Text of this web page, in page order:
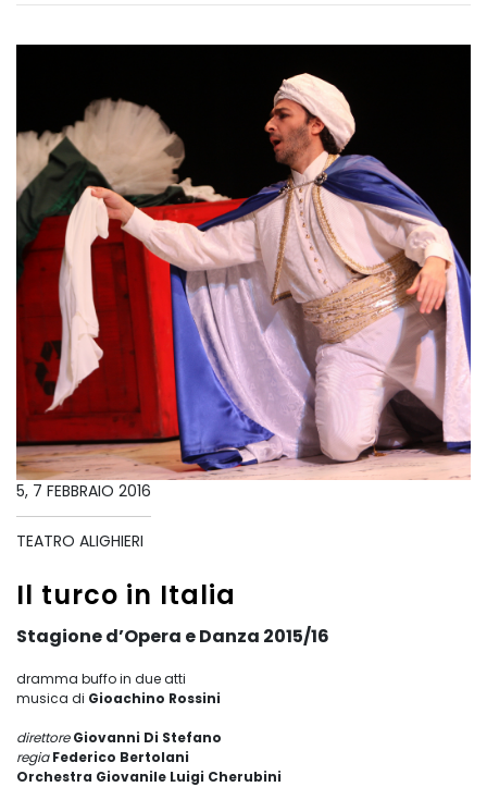
5, 7 FEBBRAIO 2016
TEATRO ALIGHIERI
Il turco in Italia
Stagione d’Opera e Danza 2015/16
dramma buffo in due atti
musica di Gioachino Rossini
direttore Giovanni Di Stefano
regia Federico Bertolani
Orchestra Giovanile Luigi Cherubini